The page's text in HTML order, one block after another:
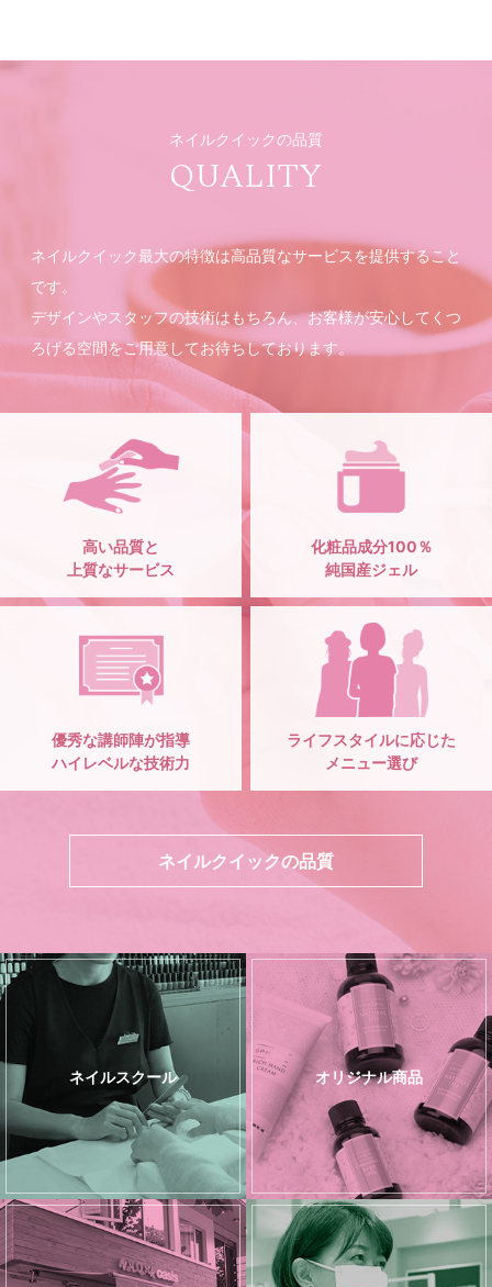
ネイルクイックの品質
QUALITY
ネイルクイック最大の特徴は高品質なサービスを提供すること
です。
デザインやスタッフの技術はもちろん、お客様が安心してくつ
ろげる空間をご用意してお待ちしております。
高い品質と
上質なサービス
化粧品成分100％
純国産ジェル
優秀な講師陣が指導
ハイレベルな技術力
ライフスタイルに応じた
メニュー選び
ネイルクイックの品質
ネイルスクール オリジナル商品